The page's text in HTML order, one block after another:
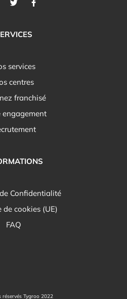
services
centres
franchisé
engagement
Confidentialité
de cookies (UE)
FAQ
réservés Tygroo 2022